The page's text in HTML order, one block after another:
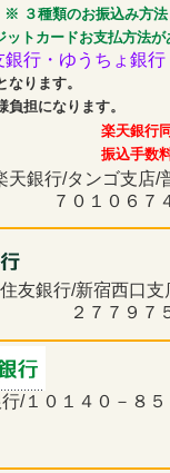
※ ３種類のお振込み方法
ットカードお支払方法が
行・ゆうちょ銀行
ります。
担になります。
楽天銀行
振込手数
天銀行/タンゴ支店/
７０１０６
友銀行/新宿西口支
２７７９
/１０１４０－８５